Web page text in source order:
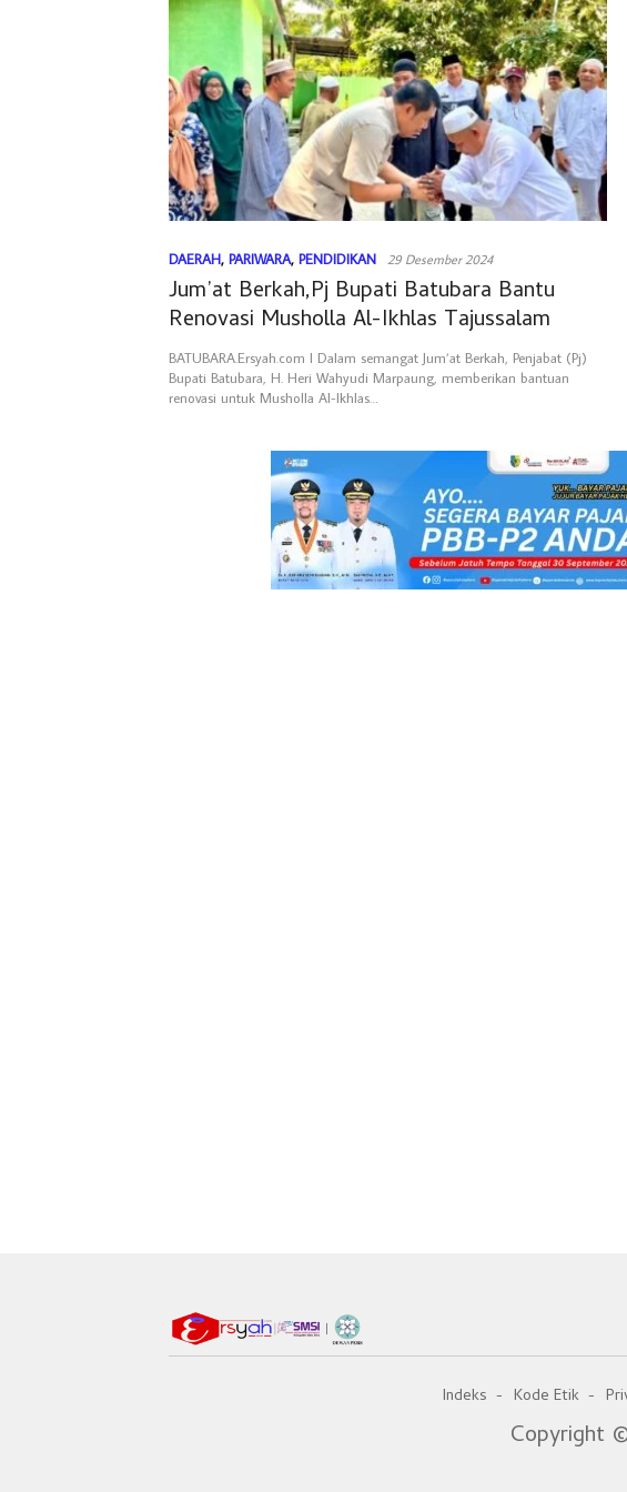
DAERAH, PARIWARA, PENDIDIKAN 29 Desember 2024
Jum’at Berkah,Pj Bupati Batubara Bantu
Renovasi Musholla Al-Ikhlas Tajussalam
BATUBARA.Ersyah.com l Dalam semangat Jum’at Berkah, Penjabat (Pj)
Bupati Batubara, H. Heri Wahyudi Marpaung, memberikan bantuan
renovasi untuk Musholla Al-Ikhlas…
Indeks Kode Etik
Copyright